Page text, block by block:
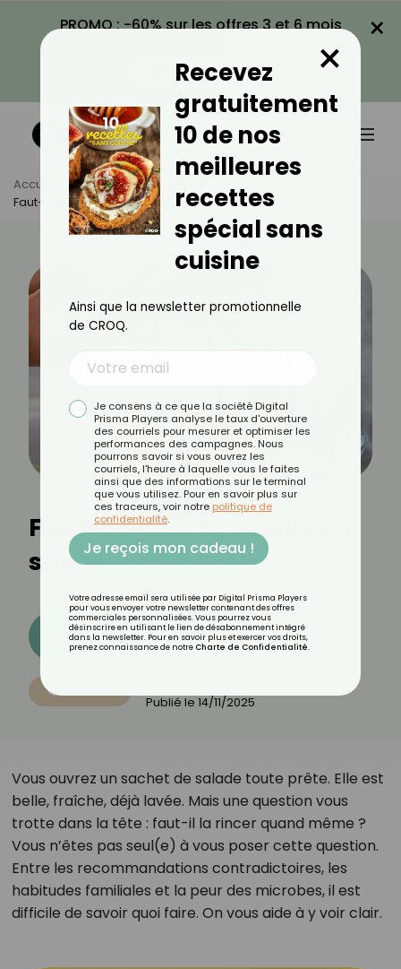
PROMO : -60% sur les offres 3 et 6 mois
VOIR LA PROMO
×
Accueil Actus
Quotidien
Faut-Il Rincer La Salade En Sachet ?
Faut-il rincer la salade en
sachet ?
Découvrez les 11 menus CROQ
QUOTIDIEN
Publié le 14/11/2025
Vous ouvrez un sachet de salade toute prête. Elle est
belle, fraîche, déjà lavée. Mais une question vous
trotte dans la tête : faut-il la rincer quand même ?
Vous n’êtes pas seul(e) à vous poser cette question.
Entre les recommandations contradictoires, les
habitudes familiales et la peur des microbes, il est
difficile de savoir quoi faire. On vous aide à y voir clair.
Recevez
gratuitement
10 de nos
meilleures
recettes
spécial sans
cuisine
×
Ainsi que la newsletter promotionnelle
de CROQ.
Je consens à ce que la société Digital
Prisma Players analyse le taux d'ouverture
des courriels pour mesurer et optimiser les
performances des campagnes. Nous
pourrons savoir si vous ouvrez les
courriels, l'heure à laquelle vous le faites
ainsi que des informations sur le terminal
que vous utilisez. Pour en savoir plus sur
ces traceurs, voir notre politique de
confidentialité.
Je reçois mon cadeau !
Votre adresse email sera utilisée par Digital Prisma Players
pour vous envoyer votre newsletter contenant des offres
commerciales personnalisées. Vous pourrez vous
désinscrire en utilisant le lien de désabonnement intégré
dans la newsletter. Pour en savoir plus et exercer vos droits,
prenez connaissance de notre Charte de Confidentialité.